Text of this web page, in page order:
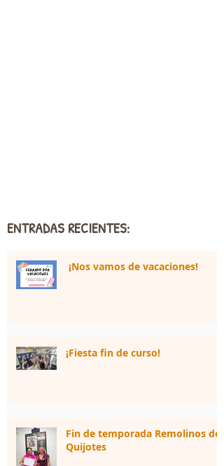
ENTRADAS RECIENTES:
¡Nos vamos de vacaciones!
¡Fiesta fin de curso!
Fin de temporada Remolinos de
Quijotes